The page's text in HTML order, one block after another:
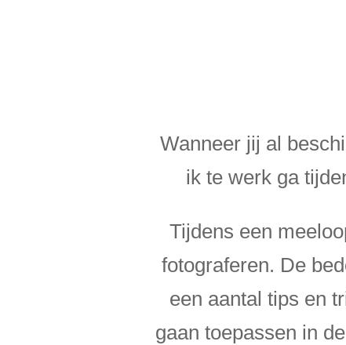
Wanneer jij al
ik te werk ga
Tijdens een
fotograferen. De
een aantal tips en
gaan toepassen in